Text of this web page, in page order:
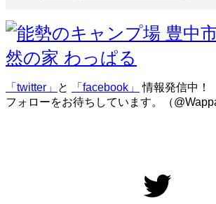
「twitter」 と 「facebook」
情報発信中！
フォローをお待ちしています。（
Twitter